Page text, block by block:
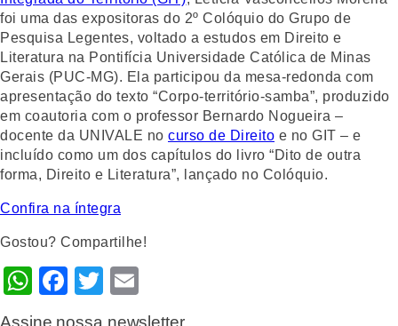
foi uma das expositoras do 2º Colóquio do Grupo de
Pesquisa Legentes, voltado a estudos em Direito e
Literatura na Pontifícia Universidade Católica de Minas
Gerais (PUC-MG). Ela participou da mesa-redonda com
apresentação do texto “Corpo-território-samba”, produzido
em coautoria com o professor Bernardo Nogueira –
docente da UNIVALE no curso de Direito e no GIT – e
incluído como um dos capítulos do livro “Dito de outra
forma, Direito e Literatura”, lançado no Colóquio.
Confira na íntegra
Gostou? Compartilhe!
WhatsApp
Facebook
Twitter
Assine nossa newsletter